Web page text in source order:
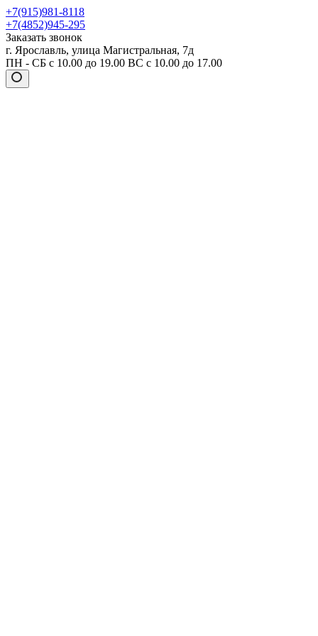
+7(915)981-8118
+7(4852)945-295
Заказать звонок
г. Ярославль, улица Магистральная, 7д
ПН - СБ с 10.00 до 19.00 ВС с 10.00 до 17.00